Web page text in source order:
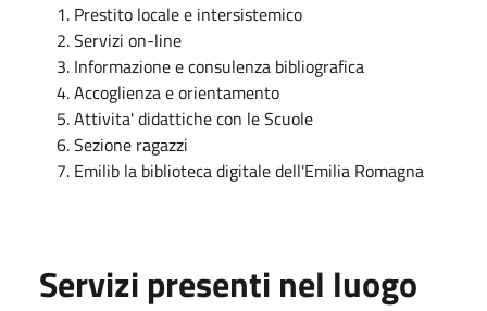
Prestito locale e intersistemico
Servizi on-line
Informazione e consulenza bibliografica
Accoglienza e orientamento
Attivita' didattiche con le Scuole
Sezione ragazzi
Emilib la biblioteca digitale dell'Emilia Romagna
Servizi presenti nel luogo